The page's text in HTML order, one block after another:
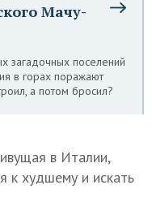
Мачу-
загадочных поселений
в горах поражают
а потом бросил?
в Италии,
к худшему и искать